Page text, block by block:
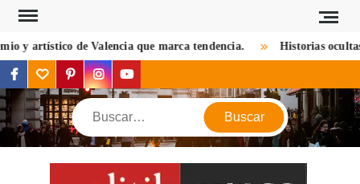
Saltar
contenido
y artístico de Valencia que marca tendencia. Historias ocultas
facebook
twitterpinterestinstagramyoutube
Buscar